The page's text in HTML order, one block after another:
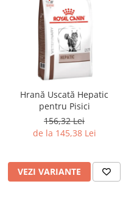
Hrană Uscată Hepatic
pentru Pisici
156,32 Lei
de la 145,38 Lei
VEZI VARIANTE